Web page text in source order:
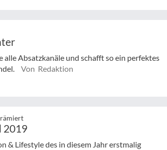
Absatzkanäle und schafft so ein perfektes
Von Redaktion
2019
& Lifestyle des in diesem Jahr erstmalig